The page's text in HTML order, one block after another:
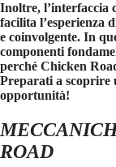
Inoltre, l’interfaccia
facilita l’esperienza
e coinvolgente. In
componenti
perché Chicken
Preparati a scoprire
opportunità!
ROAD